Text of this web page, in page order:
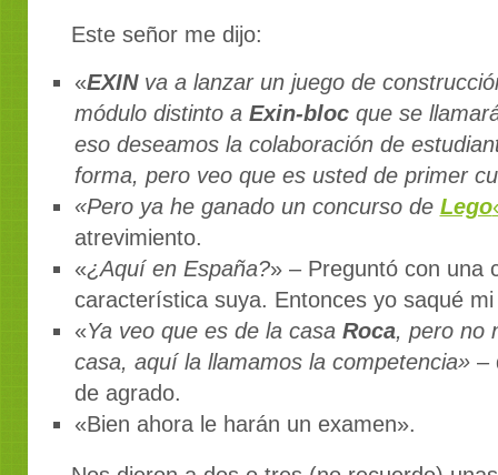
Este señor me dijo:
«EXINva a lanzar un juego de
módulo distinto a Exin-blocque se
eso deseamos la colaboración de
forma, pero veo que es usted de primer
«Pero ya he ganado un concurso de Lego
atrevimiento.
«¿Aquí en España?» – Preguntó con una
característica suya. Entonces yo saqué
«Ya veo que es de la casa Roca, pero no
casa, aquí la llamamos la competencia»–
de agrado.
«Bien ahora le harán un examen».